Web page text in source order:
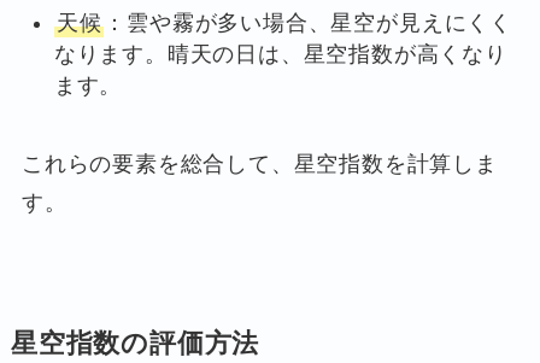
天候 ：雲や霧が多い場合、星空が見えにくく
なります。晴天の日は、星空指数が高くなり
ます。
これらの要素を総合して、星空指数を計算しま
す。
星空指数の評価方法